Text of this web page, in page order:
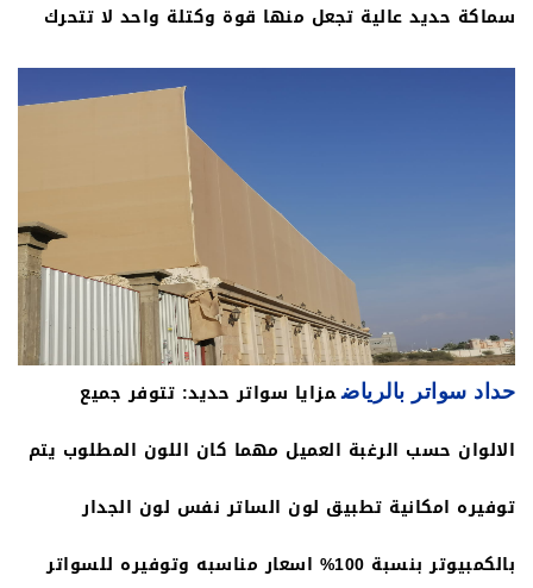
يعتبر استخدامه من الناحية المترفه حيه انه من الأغلى
اسعاراً نستخدمة لسواتر بيوت وقصور يعطي منظر جمالي
رائعاً وايضاً ببعض الأحيان يستخدم كساتر للأسوار الكبيره
والحكومية توجد الواح بشفايفات مختلفة نعيش تطورا
ملحوظا في استخدامات عدت مواد وخامات بديكورات
سماكة حديد عالية تجعل منها قوة وكتلة واحد لا تتحرك
لاصعب الظروف لا يتغير لونها مع مرور السنين. لا تساعد
حداد سواتر بالرياض مزايا سواتر حديد: تتوفر جميع
الالوان حسب الرغبة العميل مهما كان اللون المطلوب يتم
توفيره امكانية تطبيق لون الساتر نفس لون الجدار
بالكمبيوتر بنسبة 100% اسعار مناسبه وتوفيره للسواتر